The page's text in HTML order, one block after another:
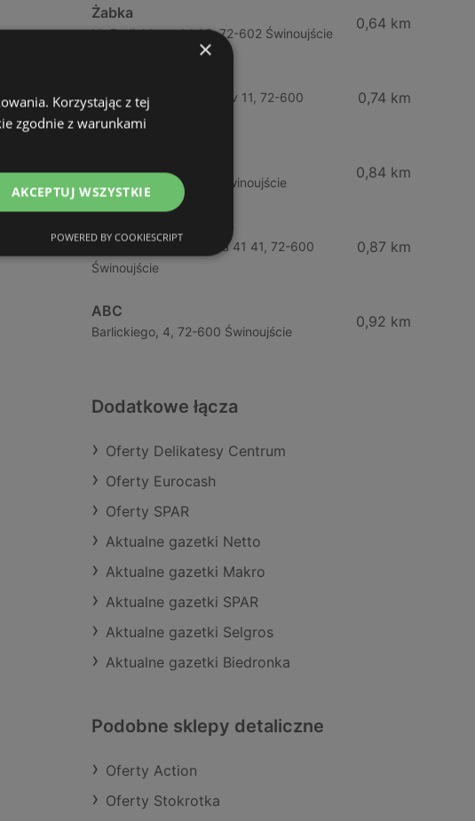
Żabka
Ul. Barlickiego 4d / 2, 72-602 Świnoujście
0,64 km
Wybrzeze Władysława Iv 11, 72-600
Świnoujście
0,74 km
Chrobrego 9, 72-600 Świnoujście
0,84 km
Ul. Bohaterów Września 41 41, 72-600
Świnoujście
0,87 km
ABC
Barlickiego, 4, 72-600 Świnoujście
0,92 km
Dodatkowe łącza
Oferty Delikatesy Centrum
Oferty Eurocash
Oferty SPAR
Aktualne gazetki Netto
Aktualne gazetki Makro
Aktualne gazetki SPAR
Aktualne gazetki Selgros
Aktualne gazetki Biedronka
Podobne sklepy detaliczne
Oferty Action
Oferty Stokrotka
×
Korzystając z tej
zgodnie z warunkami
AKCEPTUJ WSZYSTKIE
POWERED BY COOKIESCRIPT